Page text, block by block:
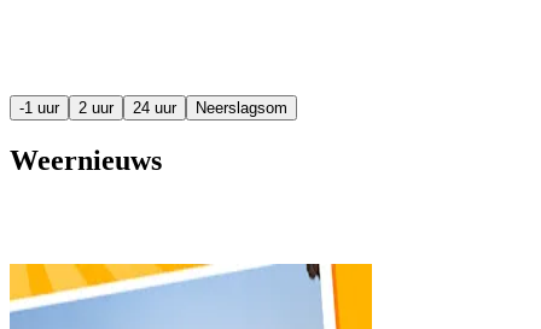
-1 uur 2 uur 24 uur Neerslagsom
Weernieuws